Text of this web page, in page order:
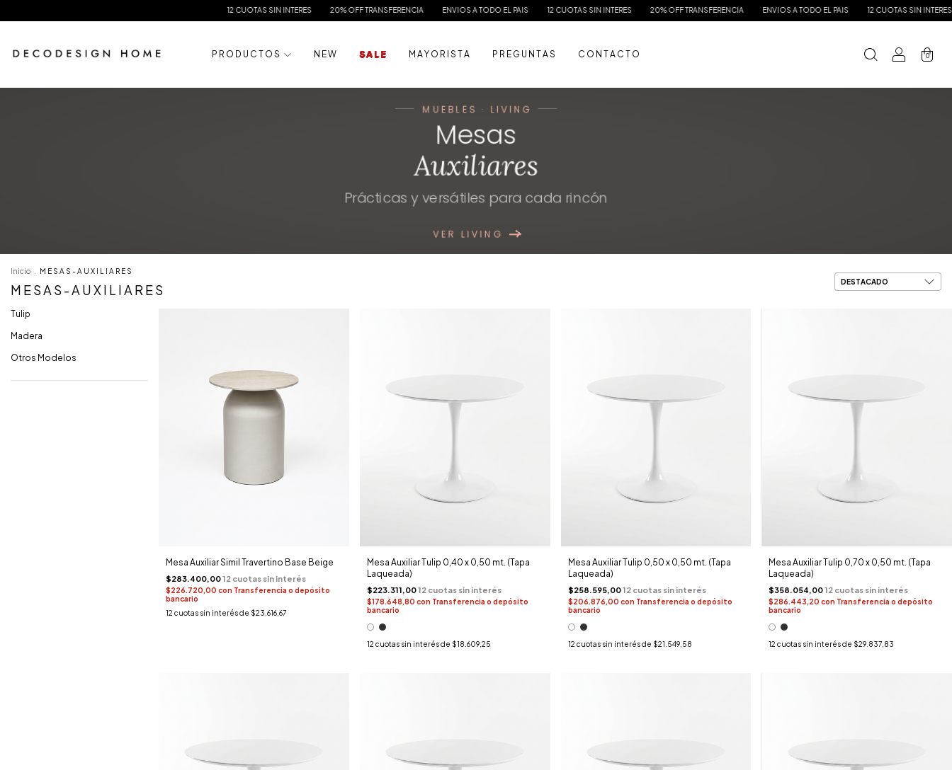
20% OFF TRANSFERENCIA ENVIOS A TODO EL PAIS 12 CUOTAS SIN INTERES 20% OFF TRANSFERENCIA ENVIOS A TODO EL PAIS 12 CUOTAS SIN INTERES 20% OFF
P R O D U C T O S N E W S A L E M A Y O R I S T A P R E G U N T A S C O N T A C T O 0
Inicio M E S A S - A U X I L I A R E S
M E S A S - A U X I L I A R E S
Tulip
Madera
Otros Modelos
Mesa Auxiliar Simil Travertino Base Beige
$283.400,00
$226.720,00 con Transferencia o depósito
bancario
12 cuotas sin interés de $23.616,67
Mesa Auxiliar Tulip 0,40 x 0,50 mt. (Tapa
Laqueada)
$223.311,00
$178.648,80 con Transferencia o depósito
bancario
12 cuotas sin interés de $18.609,25
Mesa Auxiliar Tulip 0,50 x 0,50 mt. (Tapa
Laqueada)
$258.595,00
$206.876,00 con Transferencia o depósito
bancario
12 cuotas sin interés de $21.549,58
Mesa Auxiliar Tulip 0,70 x 0,50 mt. (Tapa
Laqueada)
$358.054,00
$286.443,20con Transferencia o depósito
bancario
12 cuotas sin interés de $29.837,83